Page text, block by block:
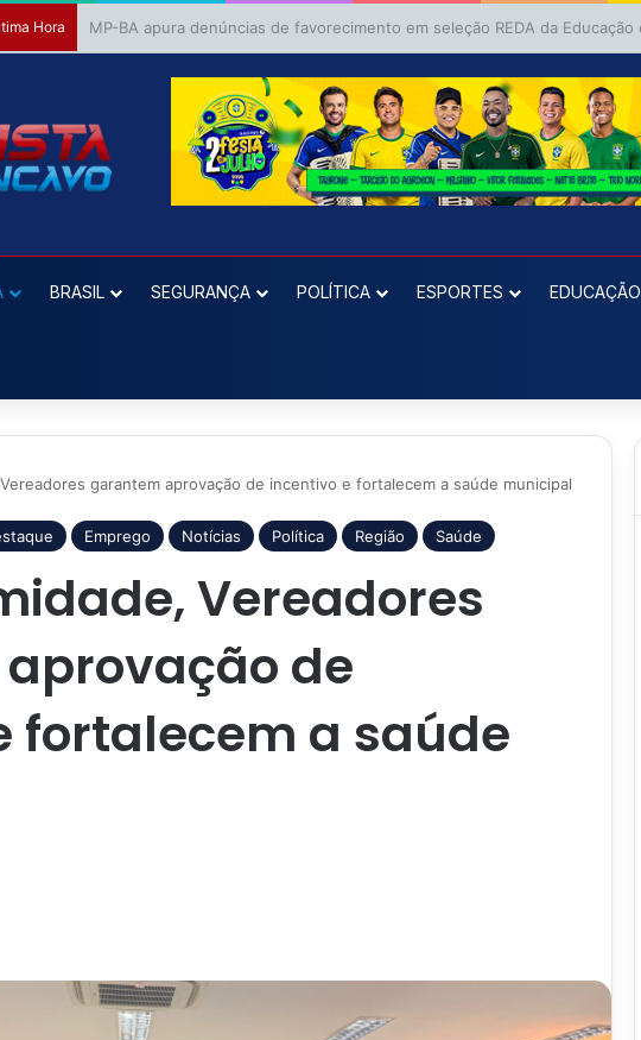
Hora
BRASIL SEGURANÇA POLÍTICA ESPORTES EDUCAÇÃO
garantem aprovação de incentivo e fortalecem a saúde municipal
Emprego Notícias Política Região Saúde
Vereadores
de
fortalecem a saúde